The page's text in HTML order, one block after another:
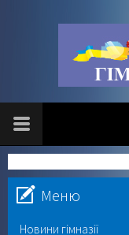
Меню
Новини гімназії